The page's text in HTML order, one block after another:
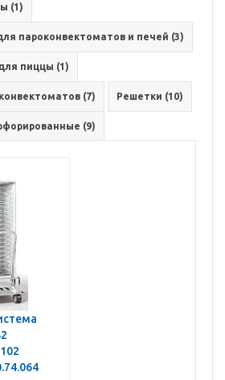
(1)
пароконвектоматов и печей (3)
пиццы (1)
(7) Решетки (10)
(9)